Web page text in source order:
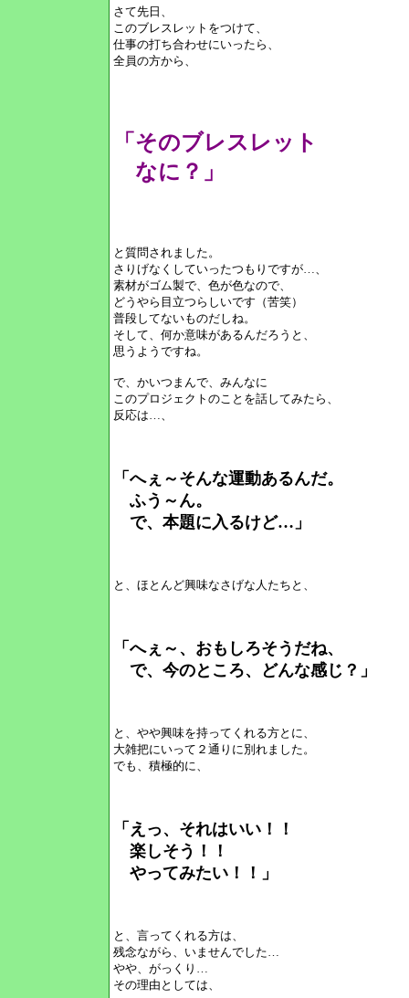
さて先日、
このブレスレットをつけて、
仕事の打ち合わせにいったら、
全員の方から、
「そのブレスレット
なに？」
と質問されました。
さりげなくしていったつもりですが…、
素材がゴム製で、色が色なので、
どうやら目立つらしいです（苦笑）
普段してないものだしね。
そして、何か意味があるんだろうと、
思うようですね。
で、かいつまんで、みんなに
このプロジェクトのことを話してみたら、
反応は…、
「へぇ～そんな運動あるんだ。
ふう～ん。
で、本題に入るけど…」
と、ほとんど興味なさげな人たちと、
「へぇ～、おもしろそうだね、
で、今のところ、どんな感じ？」
と、やや興味を持ってくれる方とに、
大雑把にいって２通りに別れました。
でも、積極的に、
「えっ、それはいい！！
楽しそう！！
やってみたい！！」
と、言ってくれる方は、
残念ながら、いませんでした…
やや、がっくり…
その理由としては、